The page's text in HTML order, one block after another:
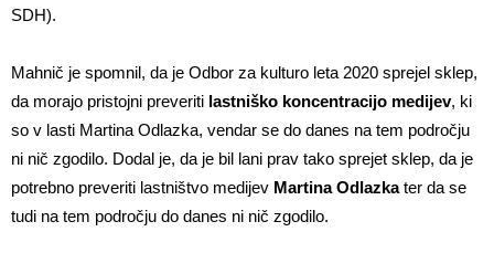
SDH).
Mahnič je spomnil, da je Odbor za kulturo leta 2020 sprejel sklep,
da morajo pristojni preveriti lastniško koncentracijo medijev, ki
so v lasti Martina Odlazka, vendar se do danes na tem področju
ni nič zgodilo. Dodal je, da je bil lani prav tako sprejet sklep, da je
potrebno preveriti lastništvo medijev Martina Odlazkater da se
tudi na tem področju do danes ni nič zgodilo.